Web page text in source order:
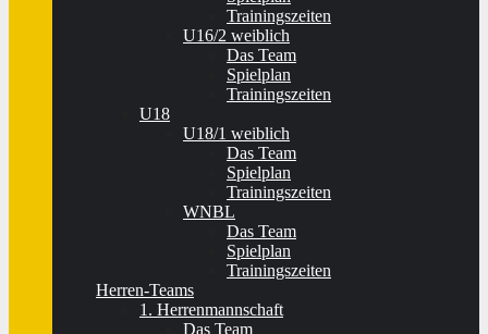
Trainingszeiten
U16/2 weiblich
Das Team
Spielplan
Trainingszeiten
U18
U18/1 weiblich
Das Team
Spielplan
Trainingszeiten
WNBL
Das Team
Spielplan
Trainingszeiten
Herren-Teams
1. Herrenmannschaft
Das Team